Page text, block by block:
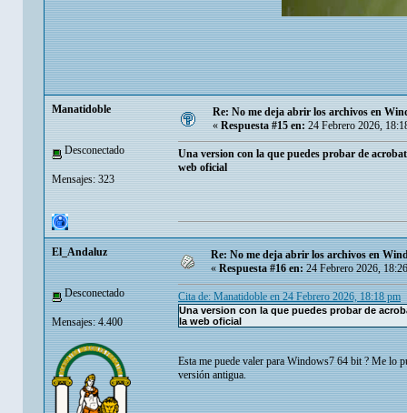
Manatidoble
Desconectado
Mensajes: 323
Re: No me deja abrir los archivos en
« Respuesta #15 en: 24 Febrero 2026,
Una version con la que puedes probar de
web oficial
El_Andaluz
Desconectado
Mensajes: 4.400
Re: No me deja abrir los archivos en
«Respuesta #16 en:24 Febrero 2026,
Cita de: Manatidoble en 24 Febrero 2026, 18:18 pm
Una version con la que puedes probar de
la web oficial
Esta me puede valer para Windows7 64 bit ? Me lo
versión antigua.